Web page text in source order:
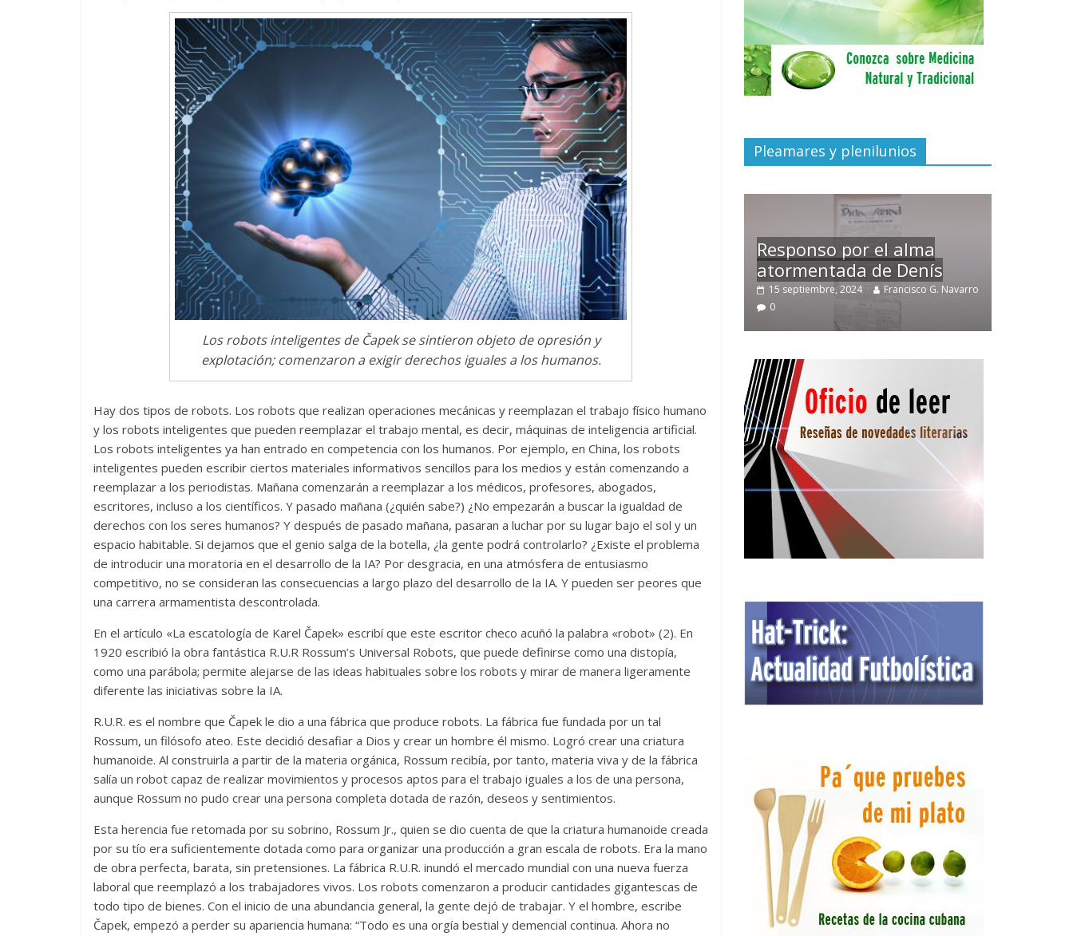
Los robots inteligentes de Čapek se sintieron objeto de opresión y
explotación; comenzaron a exigir derechos iguales a los humanos.
Hay dos tipos de robots. Los robots que realizan operaciones mecánicas y reemplazan el trabajo físico humano
y los robots inteligentes que pueden reemplazar el trabajo mental, es decir, máquinas de inteligencia artificial.
Los robots inteligentes ya han entrado en competencia con los humanos. Por ejemplo, en China, los robots
inteligentes pueden escribir ciertos materiales informativos sencillos para los medios y están comenzando a
reemplazar a los periodistas. Mañana comenzarán a reemplazar a los médicos, profesores, abogados,
escritores, incluso a los científicos. Y pasado mañana (¿quién sabe?) ¿No empezarán a buscar la igualdad de
derechos con los seres humanos? Y después de pasado mañana, pasaran a luchar por su lugar bajo el sol y un
espacio habitable. Si dejamos que el genio salga de la botella, ¿la gente podrá controlarlo? ¿Existe el problema
de introducir una moratoria en el desarrollo de la IA? Por desgracia, en una atmósfera de entusiasmo
competitivo, no se consideran las consecuencias a largo plazo del desarrollo de la IA. Y pueden ser peores que
una carrera armamentista descontrolada.
En el artículo «La escatología de Karel Čapek» escribí que este escritor checo acuñó la palabra «robot» (2). En
1920 escribió la obra fantástica R.U.R Rossum’s Universal Robots, que puede definirse como una distopía,
como una parábola; permite alejarse de las ideas habituales sobre los robots y mirar de manera ligeramente
diferente las iniciativas sobre la IA.
R.U.R. es el nombre que Čapek le dio a una fábrica que produce robots. La fábrica fue fundada por un tal
Rossum, un filósofo ateo. Este decidió desafiar a Dios y crear un hombre él mismo. Logró crear una criatura
humanoide. Al construirla a partir de la materia orgánica, Rossum recibía, por tanto, materia viva y de la fábrica
salía un robot capaz de realizar movimientos y procesos aptos para el trabajo iguales a los de una persona,
aunque Rossum no pudo crear una persona completa dotada de razón, deseos y sentimientos.
Esta herencia fue retomada por su sobrino, Rossum Jr., quien se dio cuenta de que la criatura humanoide creada
por su tío era suficientemente dotada como para organizar una producción a gran escala de robots. Era la mano
de obra perfecta, barata, sin pretensiones. La fábrica R.U.R. inundó el mercado mundial con una nueva fuerza
laboral que reemplazó a los trabajadores vivos. Los robots comenzaron a producir cantidades gigantescas de
todo tipo de bienes. Con el inicio de una abundancia general, la gente dejó de trabajar. Y el hombre, escribe
Čapek, empezó a perder su apariencia humana: “Todo es una orgía bestial y demencial continua. Ahora no
Pleamares y plenilunios
Un vergel en las nieblas de
Francisco G. Navarro 0
La efímera Torre del
Villuendas
21 septiembre, 2024
Francisco G. Navarro
Responso por el alma
atormentada de Denís
15 septiembre, 2024
0
Temprano oficio de lector
2 noviembre, 2024
Francisco G. Navarro
0